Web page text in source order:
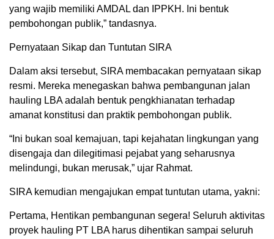
yang wajib memiliki AMDAL dan IPPKH. Ini bentuk
pembohongan publik,” tandasnya.
Pernyataan Sikap dan Tuntutan SIRA
Dalam aksi tersebut, SIRA membacakan pernyataan sikap
resmi. Mereka menegaskan bahwa pembangunan jalan
hauling LBA adalah bentuk pengkhianatan terhadap
amanat konstitusi dan praktik pembohongan publik.
“Ini bukan soal kemajuan, tapi kejahatan lingkungan yang
disengaja dan dilegitimasi pejabat yang seharusnya
melindungi, bukan merusak,” ujar Rahmat.
SIRA kemudian mengajukan empat tuntutan utama, yakni:
Pertama, Hentikan pembangunan segera! Seluruh aktivitas
proyek hauling PT LBA harus dihentikan sampai seluruh